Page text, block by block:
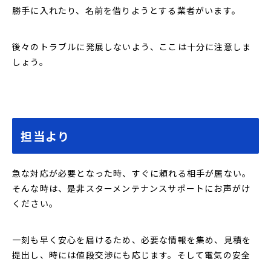
勝手に入れたり、名前を借りようとする業者がいます。
後々のトラブルに発展しないよう、ここは十分に注意しま
しょう。
担当より
急な対応が必要となった時、すぐに頼れる相手が居ない。
そんな時は、是非スターメンテナンスサポートにお声がけ
ください。
一刻も早く安心を届けるため、必要な情報を集め、見積を
提出し、時には値段交渉にも応じます。そして電気の安全